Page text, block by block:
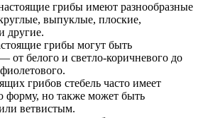
грибы имеют разнообразные
выпуклые, плоские,
другие.
грибы могут быть
от белого и светло-коричневого до
грибов стебель часто имеет
форму, но также может быть
ветвистым.